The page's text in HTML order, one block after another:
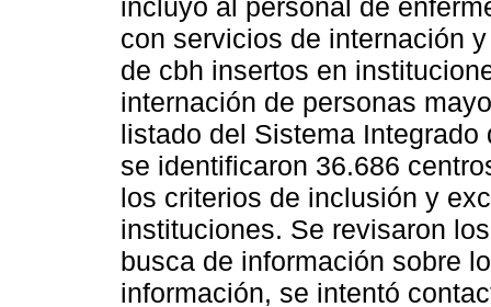
incluyó al personal de
con servicios de internación
de cbh insertos en
internación de personas
listado del Sistema
se identificaron 36.686
los criterios de inclusión y
instituciones. Se revisaron
busca de información sobre
información, se intentó